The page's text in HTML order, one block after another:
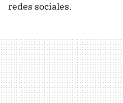
redes sociales.